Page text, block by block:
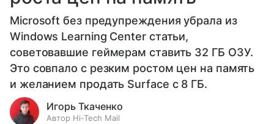
Microsoft без предупреждения убрала из
Windows Learning Center статьи,
советовавшие геймерам ставить 32 ГБ ОЗУ.
Это совпало с резким ростом цен на память
и желанием продать Surface с 8 ГБ.
Игорь Ткаченко
Автор Hi-Tech Mail